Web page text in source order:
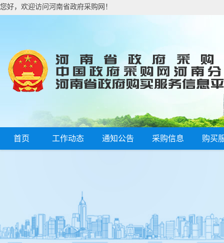
您好，欢迎访问河南省政府采购网！
首页 工作动态 通知公告 采购信息 购买